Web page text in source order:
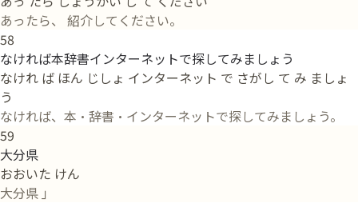
あったら、 紹介してください。
58
なければ本辞書インターネットで探してみましょう
なけれ ば ほん じしょ インターネット で さがし て み ましょ
う
なければ、本・辞書・インターネットで探してみましょう。
59
大分県
おおいた けん
大分県 」